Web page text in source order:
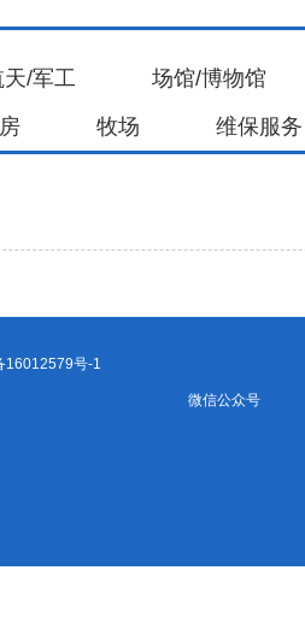
天/军工 场馆/博物馆
牧场 维保服务
16012579号-1
微信公众号